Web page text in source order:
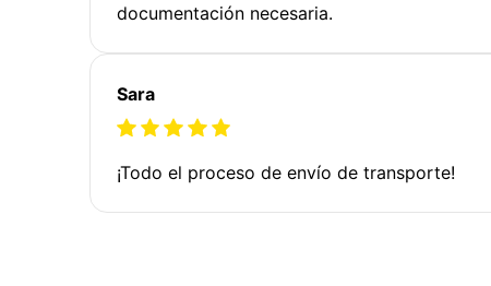
documentación necesaria.
Sara
¡Todo el proceso de envío de transporte!